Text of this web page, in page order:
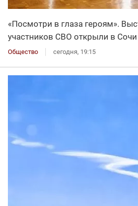
«Посмотри в глаза героям».
участников СВО открыли в Сочи
Общество сегодня, 19:15